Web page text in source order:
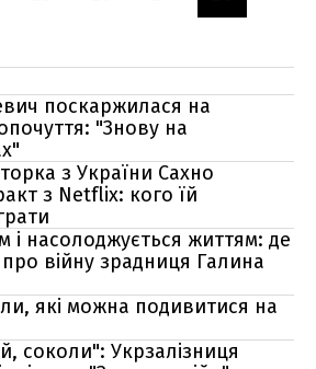
поскаржилася на
"Знову на
з України Сахно
з Netflix: кого їй
і насолоджується життям: де
війну зрадниця Галина
які можна подивитися на
соколи": Укрзалізниця